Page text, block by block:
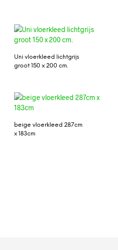
Uni vloerkleed lichtgrijs
groot 150 x 200 cm.
beige vloerkleed 287cm
x 183cm